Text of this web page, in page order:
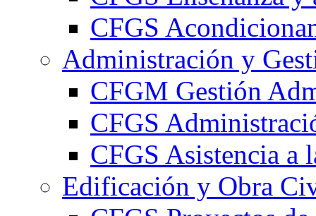
CFGS
Administración y
CFGM Gestión
CFGS
CFGS Asistencia a
Edificación y Obra